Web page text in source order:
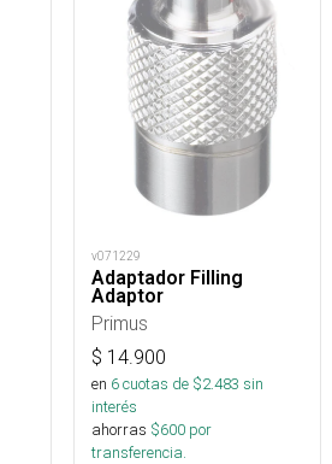
v071229
Adaptador Filling
Adaptor
Primus
$ 14.900
en 6cuotas de $2.483 sin
interés
ahorras $600 por
transferencia.